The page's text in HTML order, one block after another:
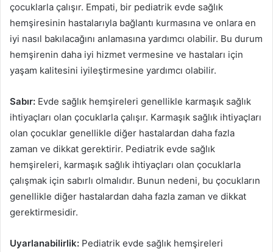
çocuklarla çalışır. Empati, bir pediatrik evde sağlık
hemşiresinin hastalarıyla bağlantı kurmasına ve onlara en
iyi nasıl bakılacağını anlamasına yardımcı olabilir. Bu durum
hemşirenin daha iyi hizmet vermesine ve hastaları için
yaşam kalitesini iyileştirmesine yardımcı olabilir.
Sabır: Evde sağlık hemşireleri genellikle karmaşık sağlık
ihtiyaçları olan çocuklarla çalışır. Karmaşık sağlık ihtiyaçları
olan çocuklar genellikle diğer hastalardan daha fazla
zaman ve dikkat gerektirir. Pediatrik evde sağlık
hemşireleri, karmaşık sağlık ihtiyaçları olan çocuklarla
çalışmak için sabırlı olmalıdır. Bunun nedeni, bu çocukların
genellikle diğer hastalardan daha fazla zaman ve dikkat
gerektirmesidir.
Uyarlanabilirlik: Pediatrik evde sağlık hemşireleri